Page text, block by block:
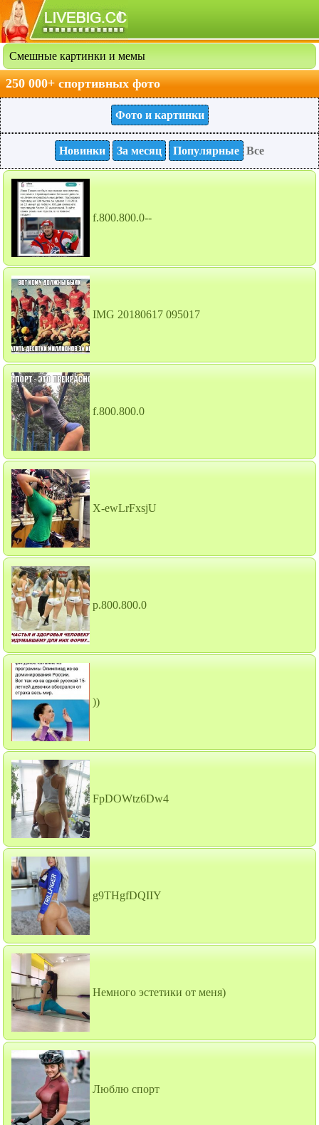
Смешные картинки и мемы
250 000+ спортивных фото
Фото и картинки
Новинки За месяц Популярные Все
f.800.800.0--
IMG 20180617 095017
f.800.800.0
X-ewLrFxsjU
p.800.800.0
))
FpDOWtz6Dw4
g9THgfDQIIY
Немного эстетики от меня)
Люблю спорт